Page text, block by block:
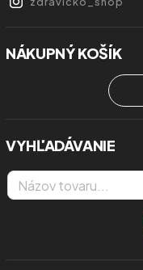
NÁKUPNÝ KOŠÍK
VYHĽADÁVANIE